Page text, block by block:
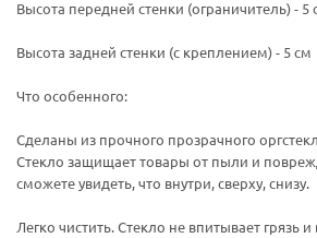
Высота передней стенки (ограничитель) - 5
Высота задней стенки (с креплением) - 5 см
Что особенного:
Сделаны из прочного прозрачного
Стекло защищает товары от пыли и
сможете увидеть, что внутри, сверху, снизу.
Легко чистить. Стекло не впитывает грязь